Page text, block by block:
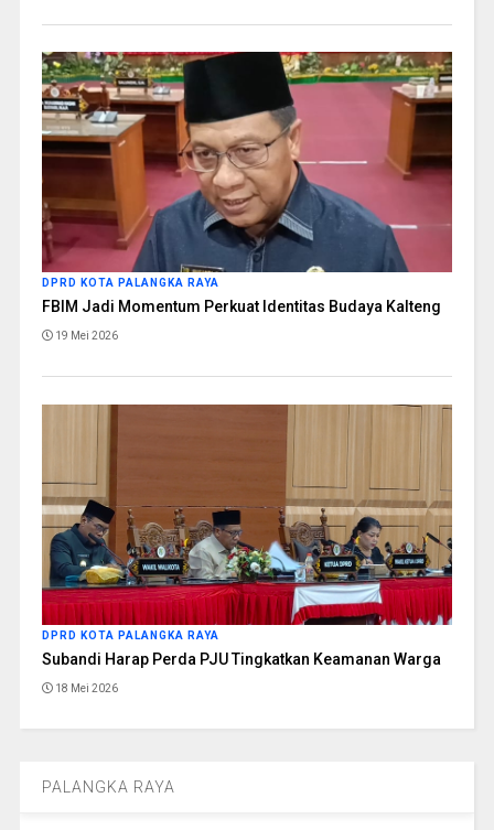
DPRD KOTA PALANGKA RAYA
FBIM Jadi Momentum Perkuat Identitas Budaya Kalteng
19 Mei 2026
DPRD KOTA PALANGKA RAYA
Subandi Harap Perda PJU Tingkatkan Keamanan Warga
18 Mei 2026
PALANGKA RAYA